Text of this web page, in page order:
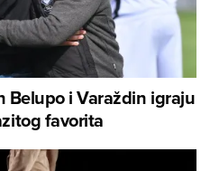
Belupo i Varaždin igraju
favorita